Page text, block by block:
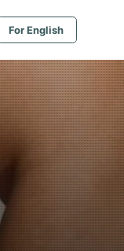
For English